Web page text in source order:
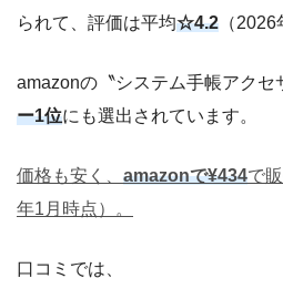
られて、評価は平均☆4.2 （
amazonの〝システム手帳アクセ
ー1位にも選出されています。
価格も安く、 amazonで¥434で
年1月時点）。
口コミでは、